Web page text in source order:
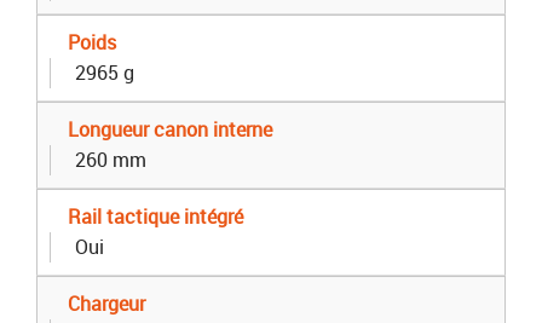
Poids
2965 g
Longueur canon interne
260 mm
Rail tactique intégré
Oui
Chargeur